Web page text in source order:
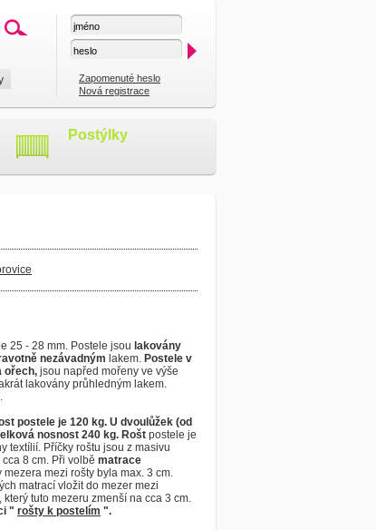
Zapomenuté heslo
Nová registrace
Postýlky
25 - 28 mm. Postele jsou lakovány
nezávadným lakem. Postele v
ořech, jsou napřed mořeny ve výše
lakovány průhledným lakem.
postele je 120 kg. U dvoulůžek (od
nosnost 240 kg. Rošt postele je
textílií. Příčky roštu jsou z masivu
8 cm. Při volbě matrace
mezera mezi rošty byla max. 3 cm.
matrací vložit do mezer mezi
tuto mezeru zmenší na cca 3 cm.
" rošty k postelím ".